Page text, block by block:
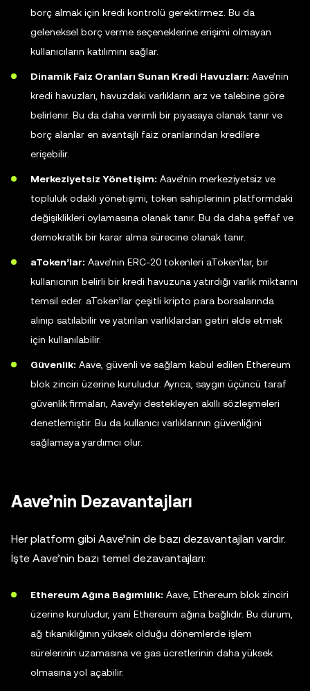
borç almak için kredi kontrolü gerektirmez. Bu da
geleneksel borç verme seçeneklerine erişimi olmayan
kullanıcıların katılımını sağlar.
Dinamik Faiz Oranları Sunan Kredi Havuzları: Aave’nin
kredi havuzları, havuzdaki varlıkların arz ve talebine göre
belirlenir. Bu da daha verimli bir piyasaya olanak tanır ve
borç alanlar en avantajlı faiz oranlarından kredilere
erişebilir.
Merkeziyetsiz Yönetişim: Aave’nin merkeziyetsiz ve
topluluk odaklı yönetişimi, token sahiplerinin platformdaki
değişiklikleri oylamasına olanak tanır. Bu da daha şeffaf ve
demokratik bir karar alma sürecine olanak tanır.
aToken’lar: Aave’nin ERC-20 tokenleri aToken’lar, bir
kullanıcının belirli bir kredi havuzuna yatırdığı varlık miktarını
temsil eder. aToken’lar çeşitli kripto para borsalarında
alınıp satılabilir ve yatırılan varlıklardan getiri elde etmek
için kullanılabilir.
Güvenlik: Aave, güvenli ve sağlam kabul edilen Ethereum
blok zinciri üzerine kuruludur. Ayrıca, saygın üçüncü taraf
güvenlik firmaları, Aave’yi destekleyen akıllı sözleşmeleri
denetlemiştir. Bu da kullanıcı varlıklarının güvenliğini
sağlamaya yardımcı olur.
Aave’nin Dezavantajları
Her platform gibi Aave’nin de bazı dezavantajları vardır.
İşte Aave’nin bazı temel dezavantajları:
Ethereum Ağına Bağımlılık: Aave, Ethereum blok zinciri
üzerine kuruludur, yani Ethereum ağına bağlıdır. Bu durum,
ağ tıkanıklığının yüksek olduğu dönemlerde işlem
sürelerinin uzamasına ve gas ücretlerinin daha yüksek
olmasına yol açabilir.